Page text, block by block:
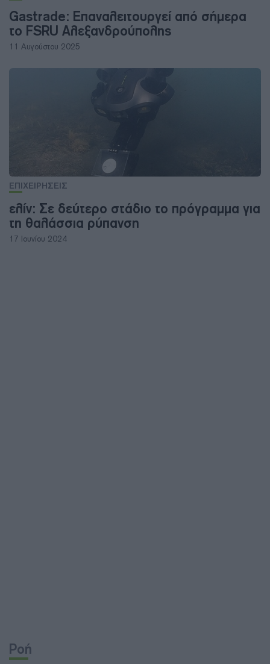
Gastrade: Επαναλειτουργεί από σήμερα
το FSRU Αλεξανδρούπολης
11 Αυγούστου 2025
ΕΠΙΧΕΙΡΗΣΕΙΣ
ελίν: Σε δεύτερο στάδιο το πρόγραμμα για
τη θαλάσσια ρύπανση
17 Ιουνίου 2024
Ροή